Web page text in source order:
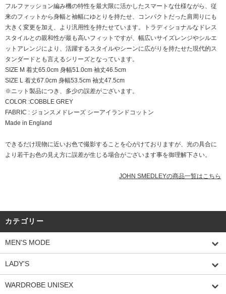
フルファッション編み機の特性を最大限に活かしたスマートな仕様ながら、従
来のフィットから身幅と袖幅にゆとりを持たせ、コンパクトだった肩周りにも
大きく変更を加え、より汎用性を持たせています。トラディショナルなドレス
スタイルとの親和性が最も高いフィットですが、幅広いサイズレンジやシルエ
ットアレンジにより、活躍するスタイルやシーンに広がりを持たせた現代的ス
タンダードとも言えるシリーズとなっています。
SIZE M 着丈65.0cm 身幅51.0cm 袖丈46.5cm
SIZE L 着丈67.0cm 身幅53.5cm 袖丈47.5cm
※ニット製品につき、多少の誤差がございます。
COLOR :COBBLE GREY
FABRIC : ジョンスメドレーズ シーアイランドコットン
Made in England
できるだけ現物に近いお色で撮影することを心がけておりますが、光の具合に
より若干お色の見え方に誤差が生じる場合がございます事を御理解下さい。
JOHN SMEDLEYの商品一覧はこちら
カテゴリー
MEN'S MODE
LADY'S
WARDROBE UNISEX